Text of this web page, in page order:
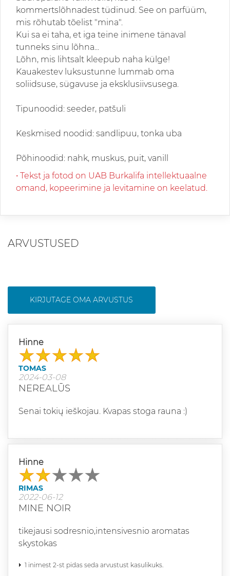
kommertslõhnadest tüdinud. See on parfüüm,
mis rõhutab tõelist "mina".
Kui sa ei taha, et iga teine inimene tänaval
tunneks sinu lõhna...
Lõhn, mis lihtsalt kleepub naha külge!
Kauakestev luksustunne lummab oma
soliidsuse, sügavuse ja eksklusiivsusega.
Tipunoodid: seeder, patšuli
Keskmised noodid: sandlipuu, tonka uba
Põhinoodid: nahk, muskus, puit, vanill
• Tekst ja fotod on UAB Burkalifa intellektuaalne
omand, kopeerimine ja levitamine on keelatud.
ARVUSTUSED
KIRJUTAGE OMA ARVUSTUS
Hinne
TOMAS
2024-03-08
NEREALŪS
Senai tokių ieškojau. Kvapas stoga rauna :)
Hinne
RIMAS
2022-06-12
MINE NOIR
tikejausi sodresnio,intensivesnio aromatas
skystokas
1 inimest 2-st pidas seda arvustust kasulikuks.